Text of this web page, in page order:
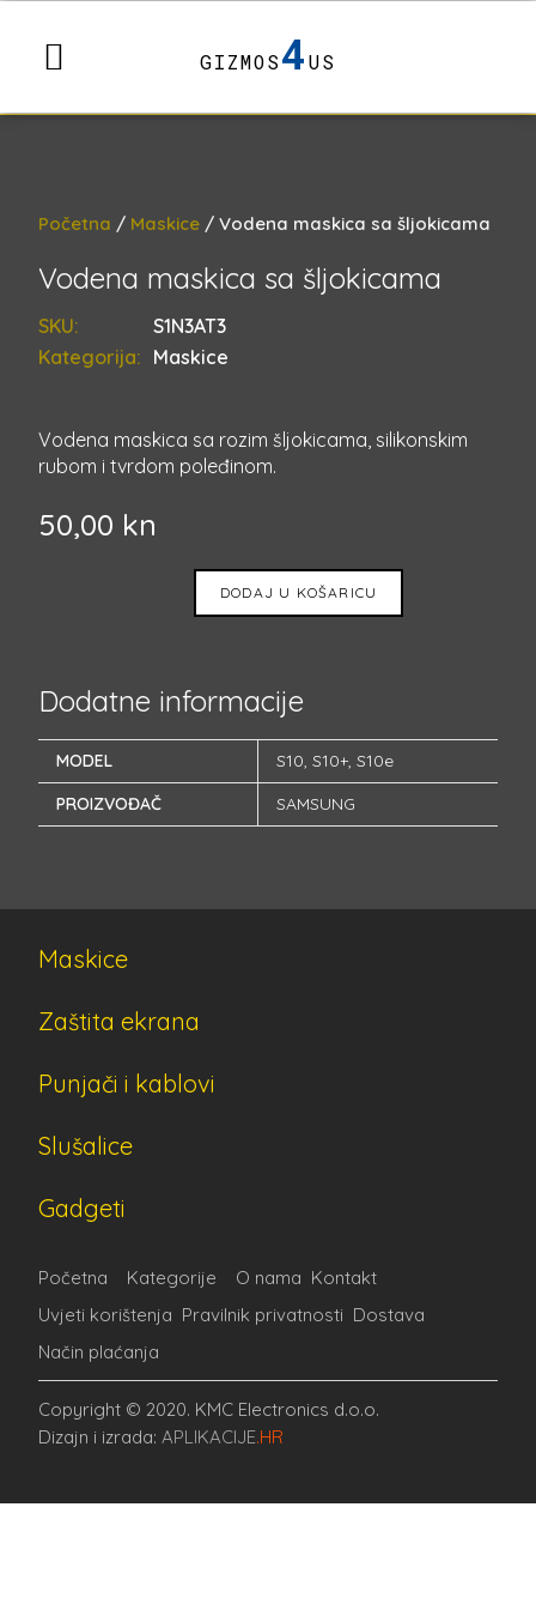
GIZMOS4US
Početna / Maskice / Vodena maskica sa šljokicama
Vodena maskica sa šljokicama
SKU:
S1N3AT3
Kategorija: Maskice
Vodena maskica sa rozim šljokicama, silikonskim
rubom i tvrdom poleđinom.
50,00 kn
DODAJ U KOŠARICU
Dodatne informacije
MODEL S10, S10+, S10e
PROIZVOĐAČ
SAMSUNG
Maskice
Zaštita ekrana
Punjači i kablovi
Slušalice
Gadgeti
Početna Kategorije O nama Kontakt
Uvjeti korištenja Pravilnik privatnosti Dostava
Način plaćanja
Copyright © 2020. KMC Electronics d.o.o.
Dizajn i izrada: APLIKACIJE.HR